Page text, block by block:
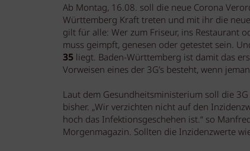
Ab Montag, 16.08. soll die neue Corona
Württemberg Kraft treten und mit ihr die neue
gilt für alle: Wer zum Friseur, ins Restaurant
muss geimpft, genesen oder getestet sein.
35 liegt. Baden-Württemberg ist damit das
Vorweisen eines der 3G’s besteht, wenn
Laut dem Gesundheitsministerium soll die
bisher. „Wir verzichten nicht auf den
hoch das Infektionsgeschehen ist.“ so
Morgenmagazin. Sollten die Inzidenzwerte